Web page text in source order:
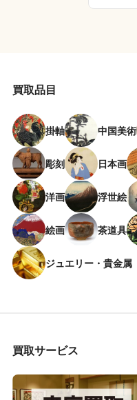
買取品目
掛軸 中国美術
彫刻 日本画
洋画 浮世絵
絵画 茶道具
ジュエリー・貴金属
買取サービス